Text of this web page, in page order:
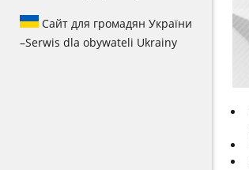
Сайт для громадян України
–Serwis dla obywateli Ukrainy